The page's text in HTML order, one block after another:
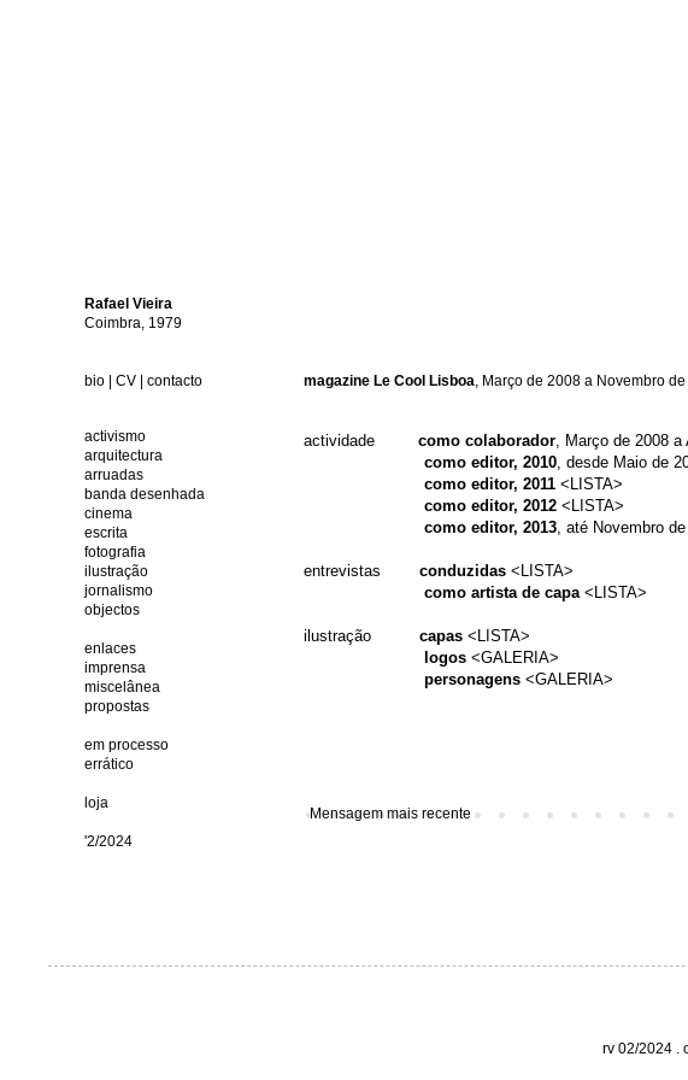
magazine Le Cool Lisboa, Março de 2008 a Novembro
actividade como colaborador, Março de 2008 a
como editor, 2010, desde Maio de
como editor, 2011 < LISTA>
como editor, 2012 < LISTA>
como editor, 2013, até Novembro
entrevistas conduzidas < LISTA>
como artista de capa < LISTA>
ilustração capas < LISTA>
logos <GALERIA>
personagens <GALERIA>
Mensagem mais recente
Rafael Vieira
Coimbra, 1979
bio CV contacto
activismo
arquitectura
arruadas
banda desenhada
cinema
escrita
fotografia
ilustração
jornalismo
objectos
enlaces
imprensa
miscelânea
propostas
em processo
errático
loja
'2/2024
rv 02/2024 .